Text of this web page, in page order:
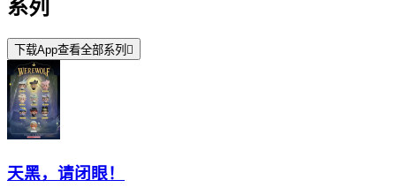
系列
下载App查看全部系列 
天黑，请闭眼！